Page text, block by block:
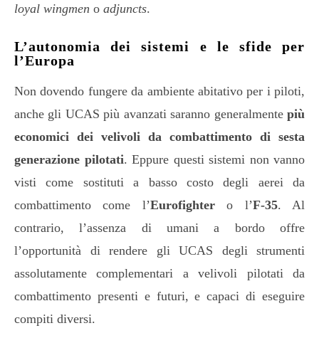
loyal wingmen o adjuncts.
L’autonomia dei sistemi e le sfide per
l’Europa
Non dovendo fungere da ambiente abitativo per i piloti,
anche gli UCAS più avanzati saranno generalmente più
economici dei velivoli da combattimento di sesta
generazione pilotati. Eppure questi sistemi non vanno
visti come sostituti a basso costo degli aerei da
combattimento come l’Eurofightero l’F-35. Al
contrario, l’assenza di umani a bordo offre
l’opportunità di rendere gli UCAS degli strumenti
assolutamente complementari a velivoli pilotati da
combattimento presenti e futuri, e capaci di eseguire
compiti diversi.